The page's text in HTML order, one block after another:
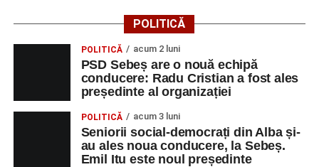
POLITICĂ
POLITICĂ acum 2 luni
PSD Sebeș are o nouă echipă
conducere: Radu Cristian a fost ales
președinte al organizației
POLITICĂ acum 3 luni
Seniorii social-democrați din Alba și-
au ales noua conducere, la Sebeș.
Emil Itu este noul președinte